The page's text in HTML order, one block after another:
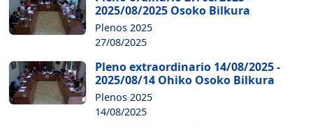
2025/08/2025 Osoko Bilkura
Plenos 2025
27/08/2025
Pleno extraordinario 14/08/2025 -
2025/08/14 Ohiko Osoko Bilkura
Plenos 2025
14/08/2025